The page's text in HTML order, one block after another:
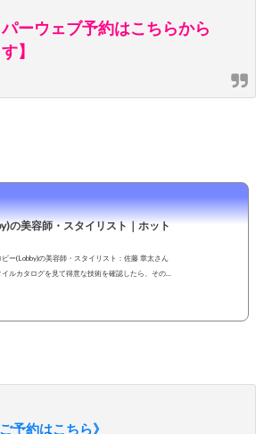
パーウェブ予約はこちらから
】
の美容師・スタイリスト｜ホット
ー(Lobby)の美容師・スタイリスト：佐藤 章太さん
ルカタログを見て得意な技術を確認したら、その
予約はこちら》